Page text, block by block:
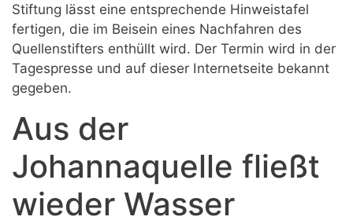
Stiftung lässt eine entsprechende Hinweistafel
fertigen, die im Beisein eines Nachfahren des
Quellenstifters enthüllt wird. Der Termin wird in der
Tagespresse und auf dieser Internetseite bekannt
gegeben.
Aus der
Johannaquelle fließt
wieder Wasser